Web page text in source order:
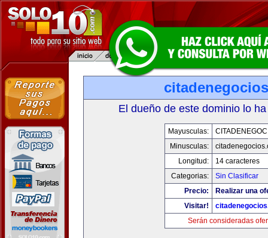
El dueño de este dominio lo
Mayusculas:
Minusculas:
Longitud:
14 caracteres
Categorias:
Sin Clasificar
Precio:
Realizar una
Visitar!
Serán consideradas